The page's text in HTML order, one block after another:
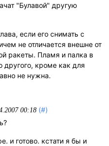
"Булавой" другую
если его снимать с
не отличается внешне от
ракеты. Пламя и палка в
другого, кроме как для
не нужна.
00:18 (#)
и готово. кстати я бы и